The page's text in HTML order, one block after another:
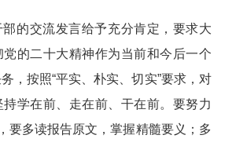
的交流发言给予充分肯定，要求大
的二十大精神作为当前和今后一个
，按照“平实、朴实、切实”要求，对
学在前、走在前、干在前。要努力
要多读报告原文，掌握精髓要义；多